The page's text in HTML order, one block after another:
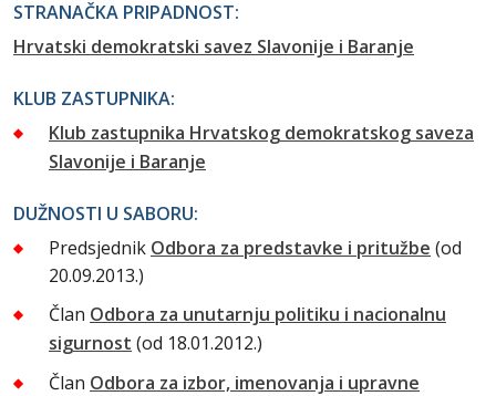
STRANAČKA PRIPADNOST:
Hrvatski demokratski savez Slavonije i Baranje
KLUB ZASTUPNIKA:
Klub zastupnika Hrvatskog demokratskog saveza
Slavonije i Baranje
DUŽNOSTI U SABORU:
Predsjednik Odbora za predstavke i pritužbe (od
20.09.2013.)
Član Odbora za unutarnju politiku i nacionalnu
sigurnost (od 18.01.2012.)
Član Odbora za izbor, imenovanja i upravne